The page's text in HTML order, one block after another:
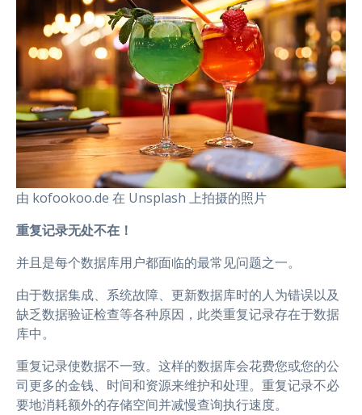
由 kofookoo.de 在 Unsplash 上拍摄的照片
重复记录无处不在！
并且是每个数据库用户都面临的最常见问题之一。
由于数据集成、系统故障、更新数据库时的人为错误以及
缺乏数据验证检查等各种原因，此类重复记录存在于数据
库中。
重复记录使数据不一致。这样的数据库会花费您或您的公
司更多的金钱、时间和资源来维护和处理。重复记录不必
要地消耗额外的存储空间并减慢查询执行速度。